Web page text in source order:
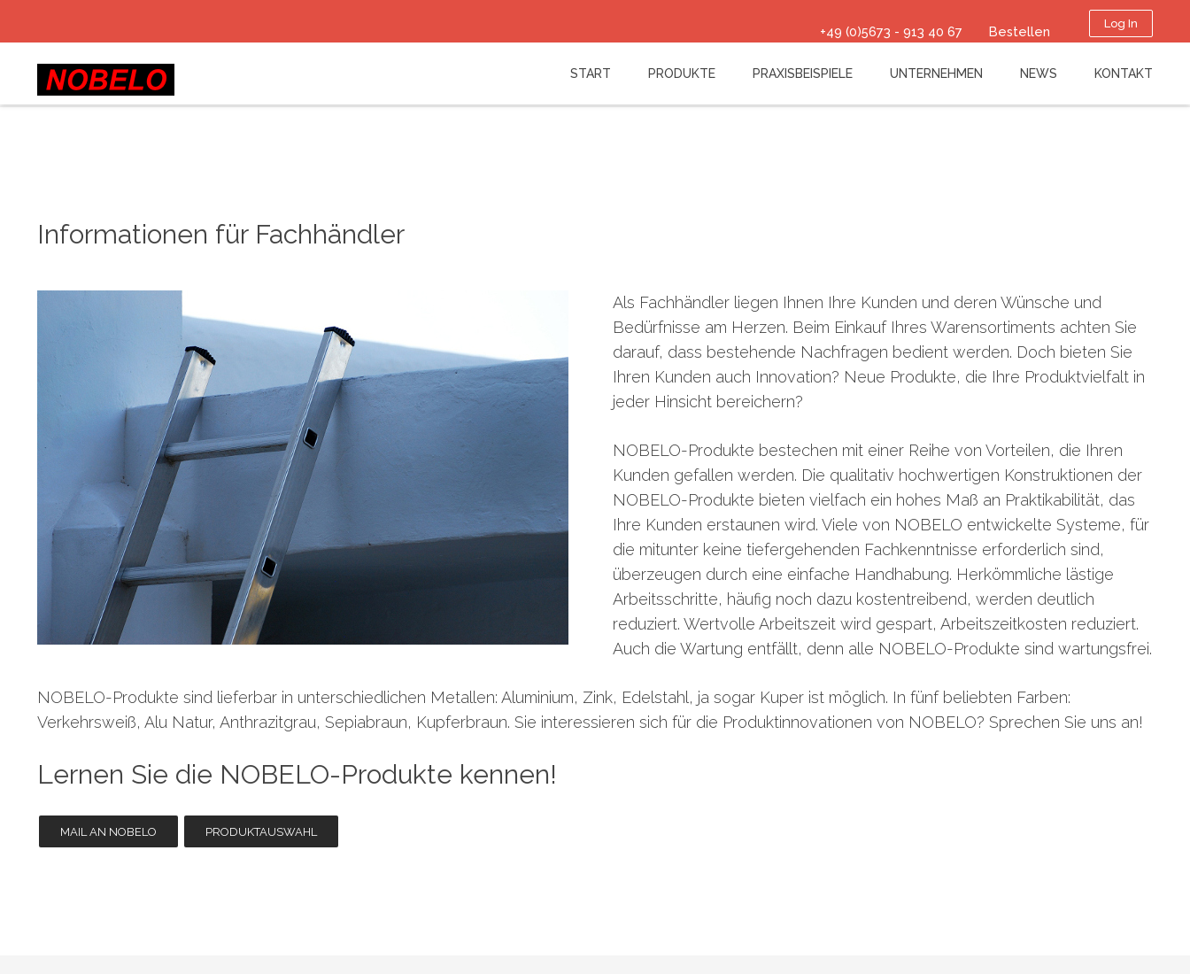
Informationen für Fachhändler
Als Fachhändler liegen Ihnen Ihre Kunden und deren Wünsche und
Bedürfnisse am Herzen. Beim Einkauf Ihres Warensortiments achten Sie
darauf, dass bestehende Nachfragen bedient werden. Doch bieten Sie
Ihren Kunden auch Innovation? Neue Produkte, die Ihre Produktvielfalt in
jeder Hinsicht bereichern?
NOBELO-Produkte bestechen mit einer Reihe von Vorteilen, die Ihren
Kunden gefallen werden. Die qualitativ hochwertigen Konstruktionen der
NOBELO-Produkte bieten vielfach ein hohes Maß an Praktikabilität, das
Ihre Kunden erstaunen wird. Viele von NOBELO entwickelte Systeme, für
die mitunter keine tiefergehenden Fachkenntnisse erforderlich sind,
überzeugen durch eine einfache Handhabung. Herkömmliche lästige
Arbeitsschritte, häufig noch dazu kostentreibend, werden deutlich
reduziert. Wertvolle Arbeitszeit wird gespart, Arbeitszeitkosten reduziert.
Auch die Wartung entfällt, denn alle NOBELO-Produkte sind wartungsfrei.
NOBELO-Produkte sind lieferbar in unterschiedlichen Metallen: Aluminium, Zink, Edelstahl, ja sogar Kuper ist möglich. In fünf beliebten Farben:
Verkehrsweiß, Alu Natur, Anthrazitgrau, Sepiabraun, Kupferbraun. Sie interessieren sich für die Produktinnovationen von NOBELO? Sprechen Sie uns an!
Lernen Sie die NOBELO-Produkte kennen!
MAIL AN NOBELO PRODUKTAUSWAHL
Sign up
Log In
+49 (0)5673 - 913 40 67 Bestellen
START PRODUKTE PRAXISBEISPIELE UNTERNEHMEN NEWS KONTAKT